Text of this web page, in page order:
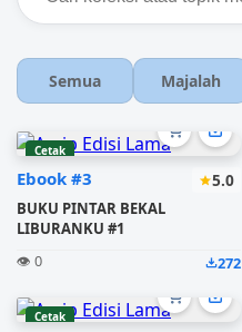
Semua Majalah
Cetak
Ebook #3 5.0
BUKU PINTAR BEKAL
LIBURANKU #1
👁️ 0
272
Cetak